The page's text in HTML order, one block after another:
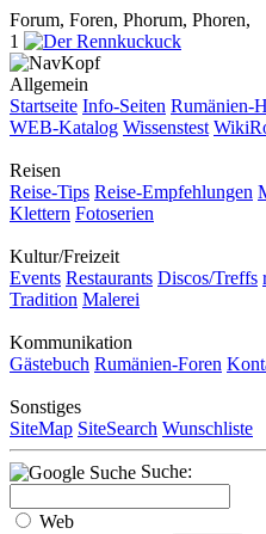
Forum, Foren, Phorum, Phoren,
1
Allgemein
Startseite Info-Seiten Rumänien-
WEB-Katalog Wissenstest
Reisen
Reise-Tips Reise-Empfehlungen
Klettern Fotoserien
Kultur/Freizeit
Events Restaurants Discos/Treffs
Tradition Malerei
Kommunikation
Gästebuch Rumänien-Foren
Sonstiges
SiteMap SiteSearch Wunschliste
Suche:
Web